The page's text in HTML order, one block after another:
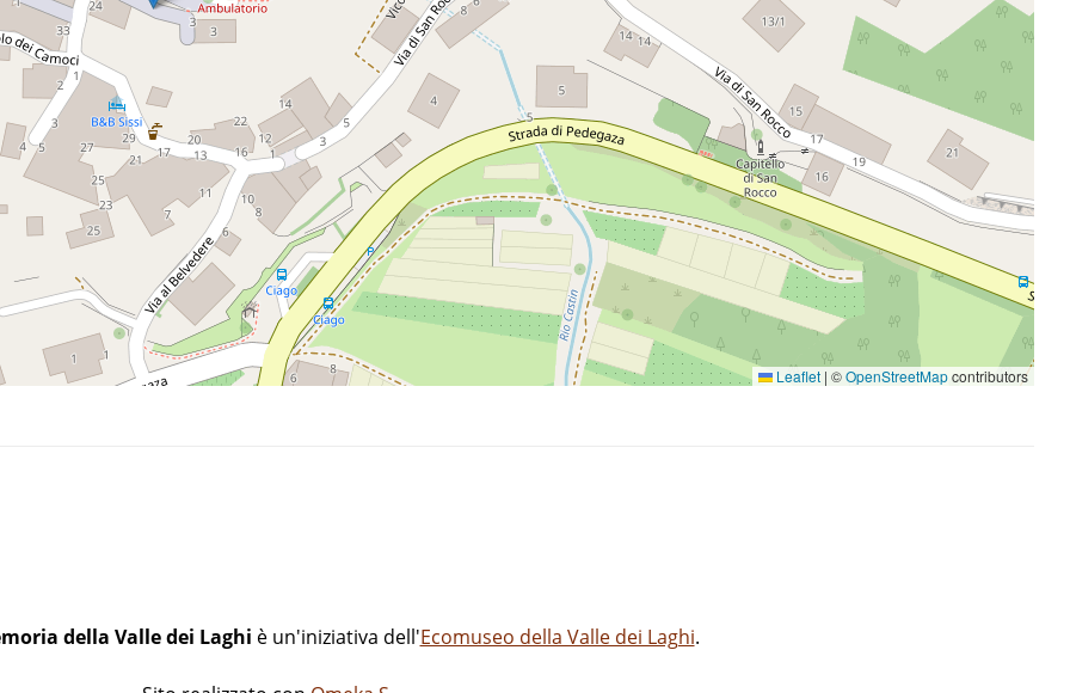
Leaflet | ©OpenStreetMapcontributors
della Valle dei Laghi è un'iniziativa dell'Ecomuseo della Valle dei Laghi.